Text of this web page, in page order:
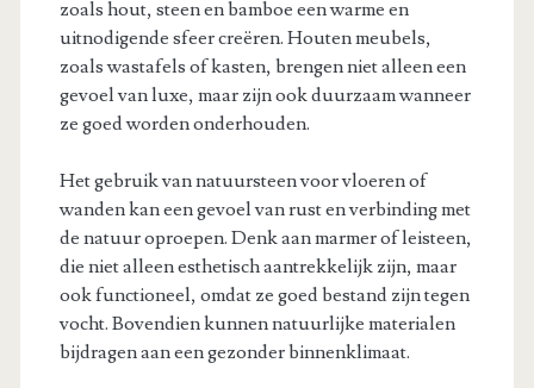
zoals hout, steen en bamboe een warme en
uitnodigende sfeer creëren. Houten meubels,
zoals wastafels of kasten, brengen niet alleen een
gevoel van luxe, maar zijn ook duurzaam wanneer
ze goed worden onderhouden.
Het gebruik van natuursteen voor vloeren of
wanden kan een gevoel van rust en verbinding met
de natuur oproepen. Denk aan marmer of leisteen,
die niet alleen esthetisch aantrekkelijk zijn, maar
ook functioneel, omdat ze goed bestand zijn tegen
vocht. Bovendien kunnen natuurlijke materialen
bijdragen aan een gezonder binnenklimaat.